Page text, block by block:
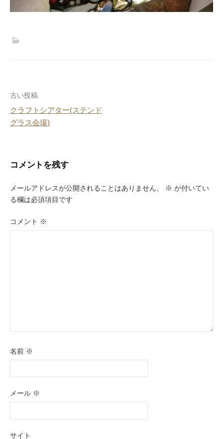
投
稿
ゲ
ー
シ
ョ
古い投稿
クラフトシアター(ステンド
グラス会場)
コメントを残す
メールアドレスが公開されることはありません。 ※ が付いてい
る欄は必須項目です
コメント ※
名前 ※
メール ※
サイト